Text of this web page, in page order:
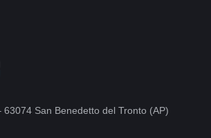
63074 San Benedetto del Tronto (AP)